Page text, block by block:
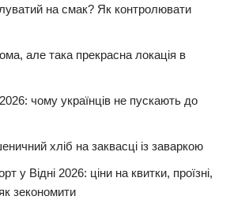
на смак? Як контролювати
але така прекрасна локація в
чому українців не пускають до
хліб на заквасці із заваркою
у Відні 2026: ціни на квитки, проїзні,
зекономити